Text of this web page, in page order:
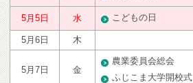
5月5日 水 こどもの日
5月6日 木
5月7日 金
農業委員会総会
ふじこま大学開校式